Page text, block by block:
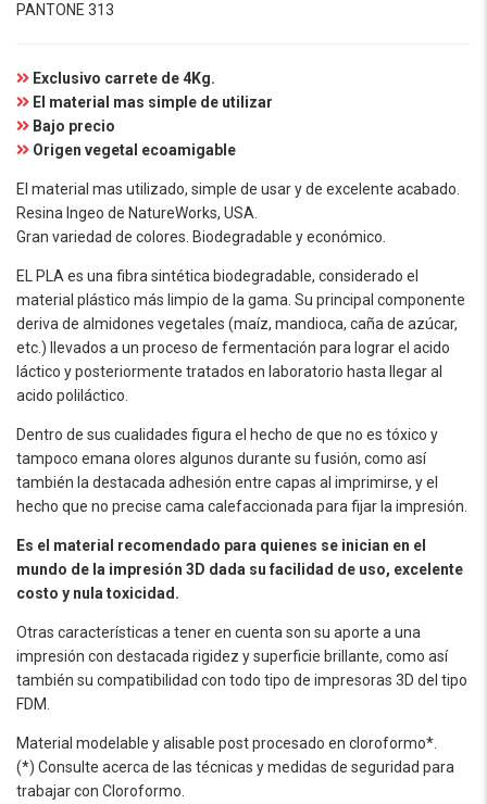
PANTONE 313
Exclusivo carrete de 4Kg.
El material mas simple de utilizar
Bajo precio
Origen vegetal ecoamigable
El material mas utilizado, simple de usar y de excelente acabado.
Resina Ingeo de NatureWorks, USA.
Gran variedad de colores. Biodegradable y económico.
EL PLA es una fibra sintética biodegradable, considerado el
material plástico más limpio de la gama. Su principal componente
deriva de almidones vegetales (maíz, mandioca, caña de azúcar,
etc.) llevados a un proceso de fermentación para lograr el acido
láctico y posteriormente tratados en laboratorio hasta llegar al
acido poliláctico.
Dentro de sus cualidades figura el hecho de que no es tóxico y
tampoco emana olores algunos durante su fusión, como así
también la destacada adhesión entre capas al imprimirse, y el
hecho que no precise cama calefaccionada para fijar la impresión.
Es el material recomendado para quienes se inician en el
mundo de la impresión 3D dada su facilidad de uso, excelente
costo y nula toxicidad.
Otras características a tener en cuenta son su aporte a una
impresión con destacada rigidez y superficie brillante, como así
también su compatibilidad con todo tipo de impresoras 3D del tipo
FDM.
Material modelable y alisable post procesado en cloroformo*.
(*) Consulte acerca de las técnicas y medidas de seguridad para
trabajar con Cloroformo.